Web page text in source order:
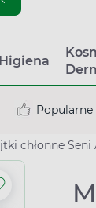
Higiena
Popularne
chłonne